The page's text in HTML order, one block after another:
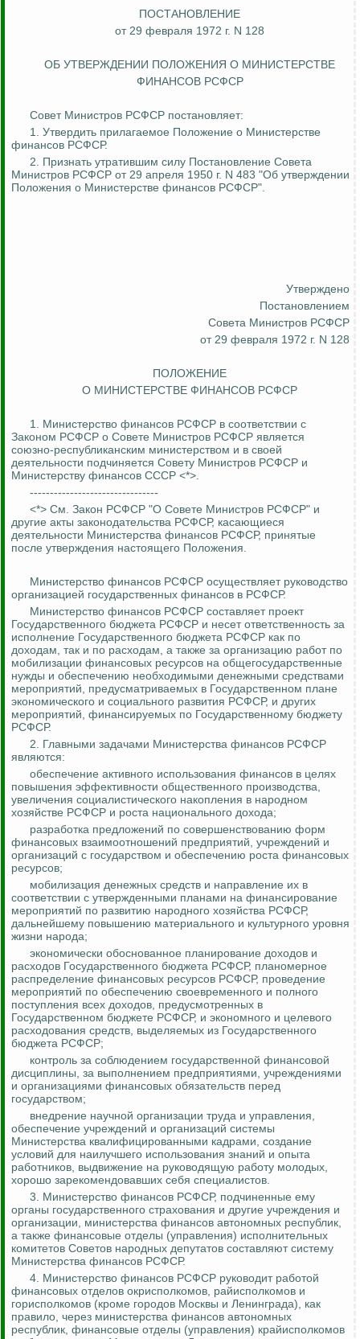
ПОСТАНОВЛЕНИЕ
от 29 февраля 1972 г. N 128
ОБ УТВЕРЖДЕНИИ ПОЛОЖЕНИЯ О МИНИСТЕРСТВЕ
ФИНАНСОВ РСФСР
Совет Министров РСФСР постановляет:
1. Утвердить прилагаемое Положение о Министерстве
финансов РСФСР.
2. Признать утратившим силу Постановление Совета
Министров РСФСР от 29 апреля 1950 г. N 483 "Об утверждении
Положения о Министерстве финансов РСФСР".
Утверждено
Постановлением
Совета Министров РСФСР
от 29 февраля 1972 г. N 128
ПОЛОЖЕНИЕ
О МИНИСТЕРСТВЕ ФИНАНСОВ РСФСР
1. Министерство финансов РСФСР в соответствии с
Законом РСФСР о Совете Министров РСФСР является
союзно-республиканским министерством и в своей
деятельности подчиняется Совету Министров РСФСР и
Министерству финансов СССР <*>.
--------------------------------
<*> См. Закон РСФСР "О Совете Министров РСФСР" и
другие акты законодательства РСФСР, касающиеся
деятельности Министерства финансов РСФСР, принятые
после утверждения настоящего Положения.
Министерство финансов РСФСР осуществляет руководство
организацией государственных финансов в РСФСР.
Министерство финансов РСФСР составляет проект
Государственного бюджета РСФСР и несет ответственность за
исполнение Государственного бюджета РСФСР как по
доходам, так и по расходам, а также за организацию работ по
мобилизации финансовых ресурсов на общегосударственные
нужды и обеспечению необходимыми денежными средствами
мероприятий, предусматриваемых в Государственном плане
экономического и социального развития РСФСР, и других
мероприятий, финансируемых по Государственному бюджету
РСФСР.
2. Главными задачами Министерства финансов РСФСР
являются:
обеспечение активного использования финансов в целях
повышения эффективности общественного производства,
увеличения социалистического накопления в народном
хозяйстве РСФСР и роста национального дохода;
разработка предложений по совершенствованию форм
финансовых взаимоотношений предприятий, учреждений и
организаций с государством и обеспечению роста финансовых
ресурсов;
мобилизация денежных средств и направление их в
соответствии с утвержденными планами на финансирование
мероприятий по развитию народного хозяйства РСФСР,
дальнейшему повышению материального и культурного уровня
жизни народа;
экономически обоснованное планирование доходов и
расходов Государственного бюджета РСФСР, планомерное
распределение финансовых ресурсов РСФСР, проведение
мероприятий по обеспечению своевременного и полного
поступления всех доходов, предусмотренных в
Государственном бюджете РСФСР, и экономного и целевого
расходования средств, выделяемых из Государственного
бюджета РСФСР;
контроль за соблюдением государственной финансовой
дисциплины, за выполнением предприятиями, учреждениями
и организациями финансовых обязательств перед
государством;
внедрение научной организации труда и управления,
обеспечение учреждений и организаций системы
Министерства квалифицированными кадрами, создание
условий для наилучшего использования знаний и опыта
работников, выдвижение на руководящую работу молодых,
хорошо зарекомендовавших себя специалистов.
3. Министерство финансов РСФСР, подчиненные ему
органы государственного страхования и другие учреждения и
организации, министерства финансов автономных республик,
а также финансовые отделы (управления) исполнительных
комитетов Советов народных депутатов составляют систему
Министерства финансов РСФСР.
4. Министерство финансов РСФСР руководит работой
финансовых отделов окрисполкомов, райисполкомов и
горисполкомов (кроме городов Москвы и Ленинграда), как
правило, через министерства финансов автономных
республик, финансовые отделы (управления) крайисполкомов